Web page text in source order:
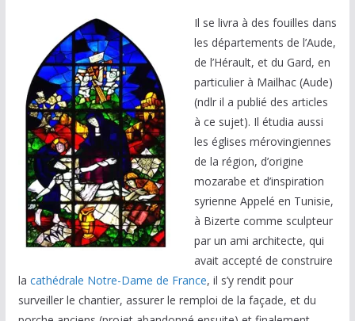
Il se livra à des fouilles dans
les départements de l’Aude,
de l’Hérault, et du Gard, en
particulier à Mailhac (Aude)
(ndlr il a publié des articles
à ce sujet). Il étudia aussi
les églises mérovingiennes
de la région, d’origine
mozarabe et d’inspiration
syrienne Appelé en Tunisie,
à Bizerte comme sculpteur
par un ami architecte, qui
avait accepté de construire
la cathédrale Notre-Dame de France, il s’y rendit pour
surveiller le chantier, assurer le remploi de la façade, et du